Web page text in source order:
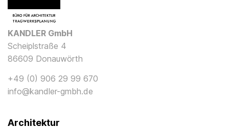
KANDLER GmbH
Scheiplstraße 4
86609 Donauwörth
+49 (0) 906 29 99 670
info@kandler-gmbh.de
Architektur